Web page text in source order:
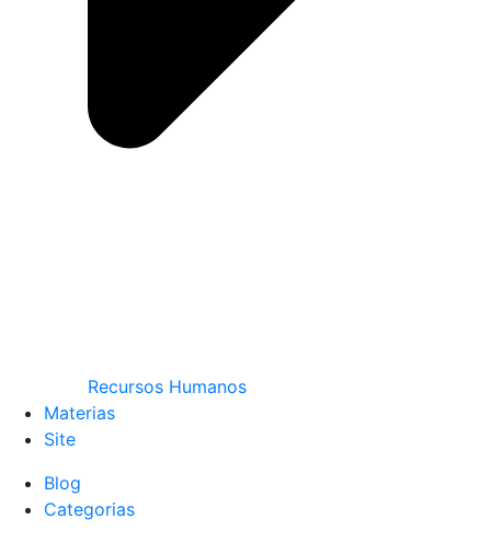
Recursos Humanos
Materias
Site
Blog
Categorias